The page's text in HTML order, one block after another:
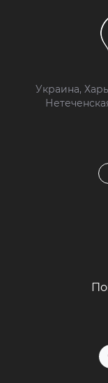
Украина,